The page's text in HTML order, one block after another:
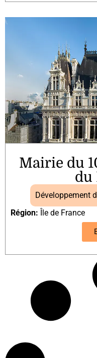
Mairie du
du
Développement
Région: Île de France